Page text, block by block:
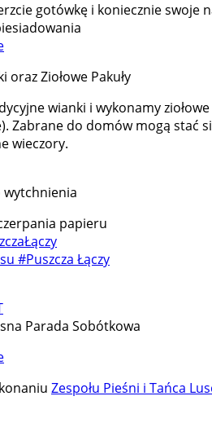
gotówkę i koniecznie swoje
oraz Ziołowe Pakuły
wianki i wykonamy
Zabrane do domów mogą stać
wieczory.
wytchnienia
papieru
#Puszcza Łączy
Parada Sobótkowa
Zespołu Pieśni i Tańca